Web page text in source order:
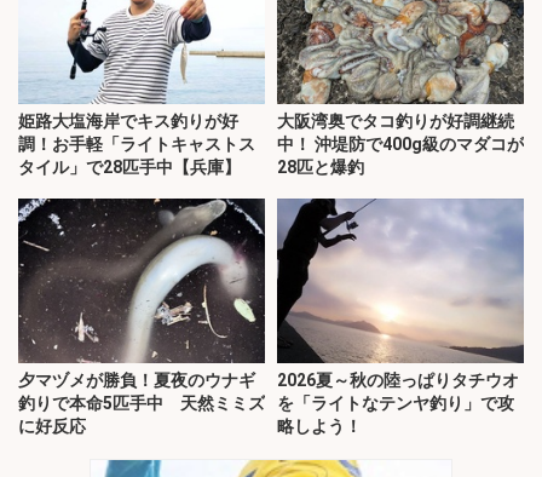
姫路大塩海岸でキス釣りが好
調！お手軽「ライトキャストス
タイル」で28匹手中【兵庫】
大阪湾奥でタコ釣りが好調継続
中！ 沖堤防で400g級のマダコが
28匹と爆釣
夕マヅメが勝負！夏夜のウナギ
釣りで本命5匹手中 天然ミミズ
に好反応
2026夏～秋の陸っぱりタチウオ
を「ライトなテンヤ釣り」で攻
略しよう！